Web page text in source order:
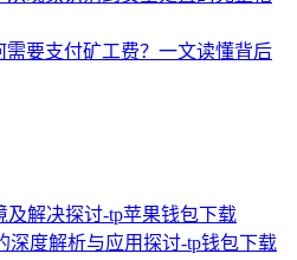
需要支付矿工费？一文读懂背后
及解决探讨-tp苹果钱包下载
深度解析与应用探讨-tp钱包下载